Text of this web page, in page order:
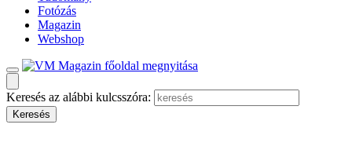
Fotózás
Magazin
Webshop
Keresés az alábbi kulcsszóra: